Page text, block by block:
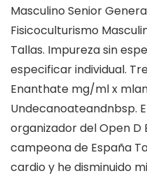
Masculino Senior
Fisicoculturismo
Tallas. Impureza sin
especificar individual.
Enanthate mg/ml x
Undecanoateandnbsp.
organizador del Open D
campeona de España
cardio y he disminuido